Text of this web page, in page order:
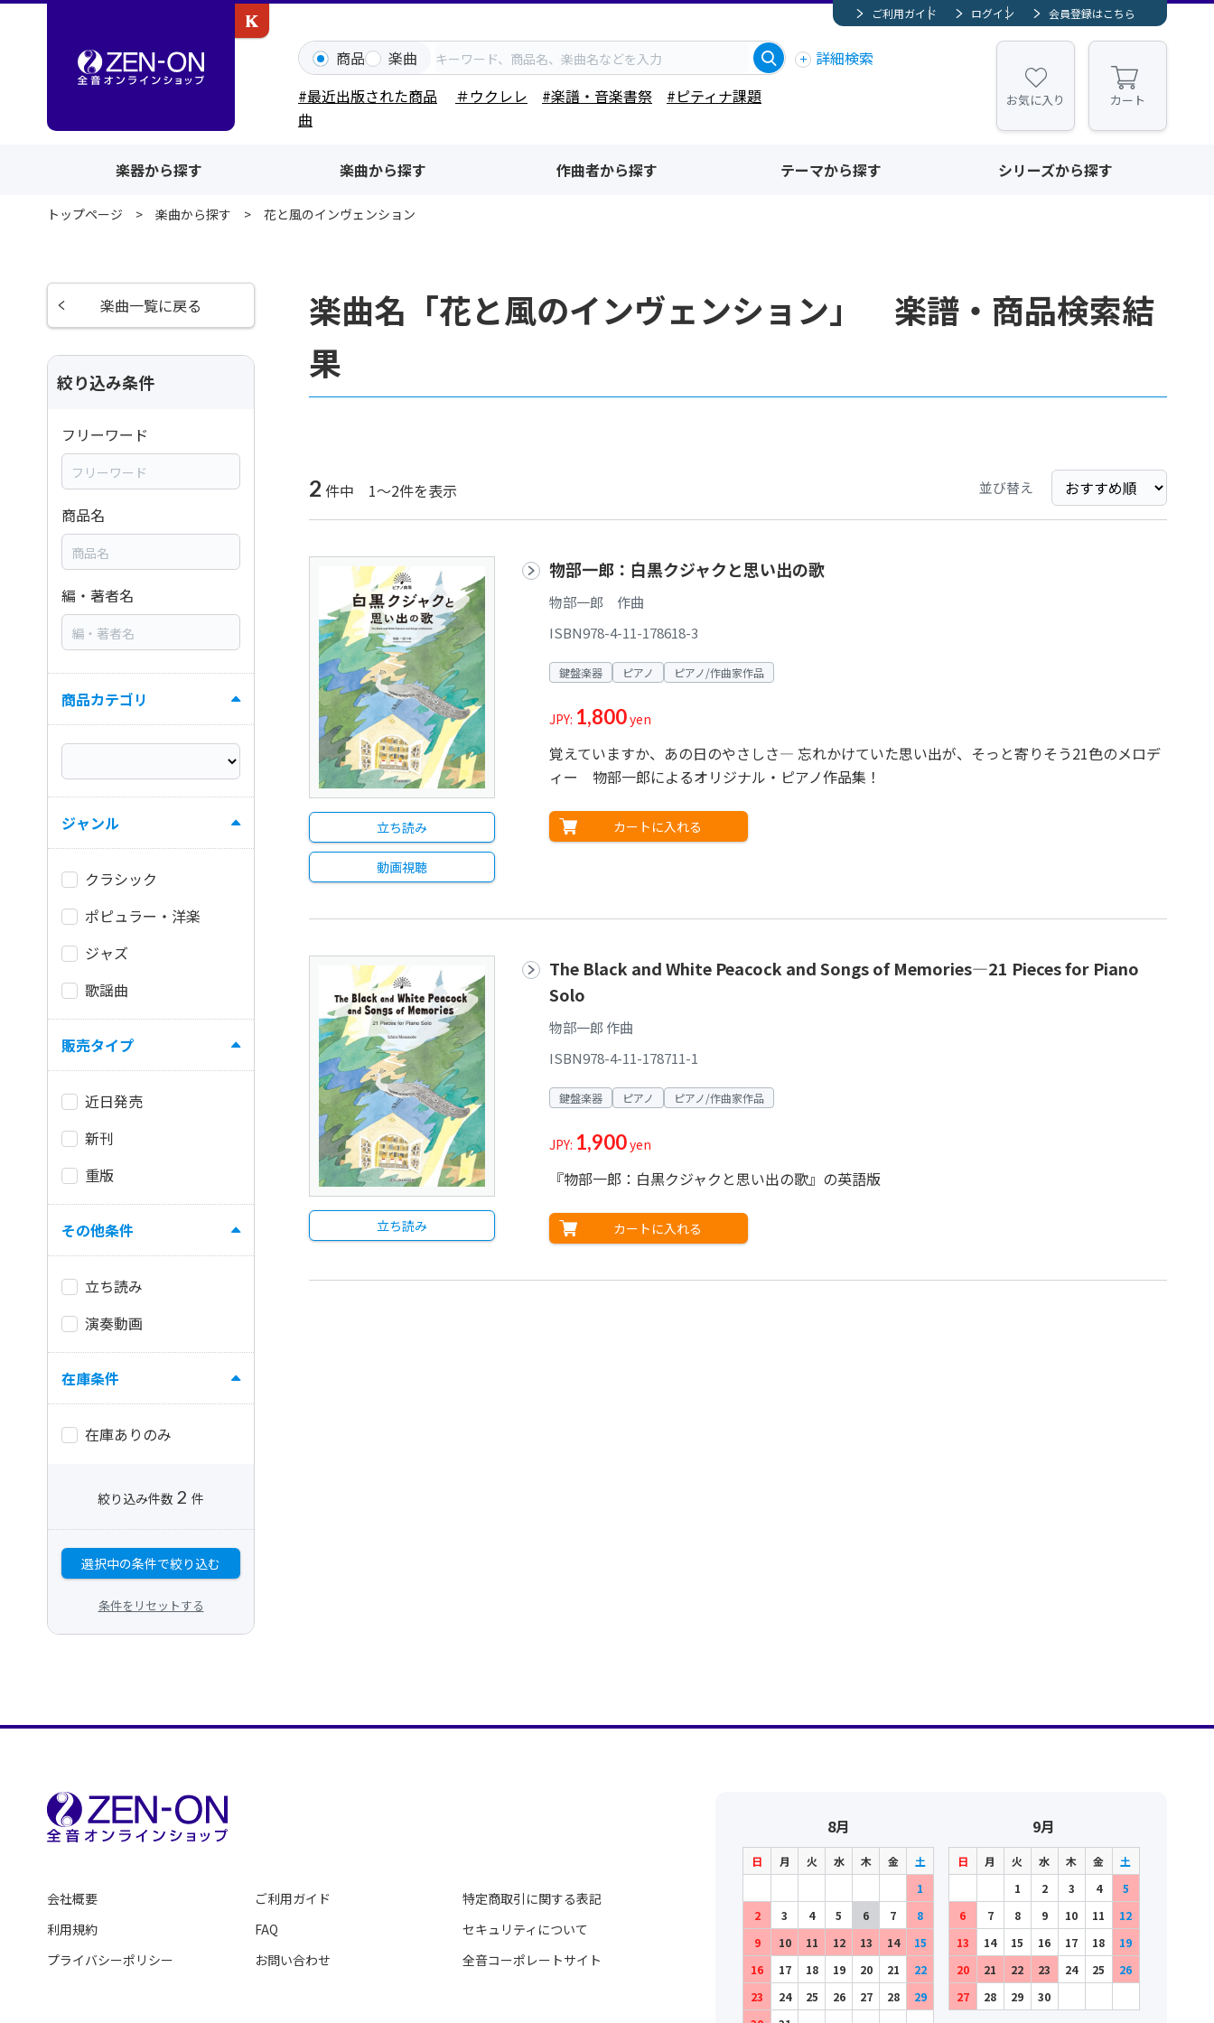
ご利用ガイド ログイン 会員登録はこちら
商品 楽曲
詳細検索
#最近出版された商品
＃ウクレレ #楽譜・音楽書祭
#ピティナ課題
曲
お気に入り カート
楽器から探す 楽曲から探す 作曲者から探す テーマから探す シリーズから探す
トップページ 楽曲から探す 花と風のインヴェンション
楽曲名「花と風のインヴェンション」 楽譜・商品検索結
果
2 件中 1～2件を表示 並び替え
立ち読み
動画視聴
物部一郎：白黒クジャクと思い出の歌
物部一郎 作曲
ISBN978-4-11-178618-3
鍵盤楽器 ピアノ ピアノ/作曲家作品
JPY: 1,800yen
覚えていますか、あの日のやさしさ― 忘れかけていた思い出が、そっと寄りそう21色のメロデ
ィー 物部一郎によるオリジナル・ピアノ作品集！
カートに入れる
立ち読み
The Black and White Peacock and Songs of Memories―21 Pieces for Piano
Solo
物部一郎 作曲
ISBN978-4-11-178711-1
鍵盤楽器 ピアノ ピアノ/作曲家作品
JPY: 1,900yen
『物部一郎：白黒クジャクと思い出の歌』の英語版
カートに入れる
楽曲一覧に戻る
絞り込み条件
フリーワード
商品名
編・著者名
商品カテゴリ
ジャンル
クラシック
ポピュラー・洋楽
ジャズ
歌謡曲
販売タイプ
近日発売
新刊
重版
その他条件
立ち読み
演奏動画
在庫条件
在庫ありのみ
絞り込み件数 2 件
選択中の条件で絞り込む
条件をリセットする
会社概要
利用規約
プライバシーポリシー
ご利用ガイド
FAQ
お問い合わせ
特定商取引に関する表記
セキュリティについて
全音コーポレートサイト
8月
日 月 火 水 木 金
土
1
2
3 4 5 6 7
8
9
10 11 12 13 14
15
16
17 18 19 20 21
22
23
24 25 26 27 28
29
9月
日 月 火 水 木 金
土
1
2 3 4
5
6
7 8 9 10 11
12
13
14 15 16 17 18
19
20
21 22 23 24 25
26
27
28 29 30